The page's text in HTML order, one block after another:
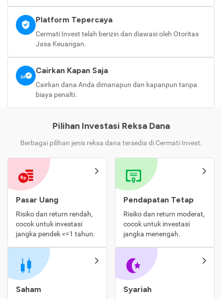
Platform Tepercaya
Cermati Invest telah berizin dan diawasi oleh Otoritas
Jasa Keuangan.
Cairkan Kapan Saja
Cairkan dana Anda dimanapun dan kapanpun tanpa
biaya penalti.
Pilihan Investasi Reksa Dana
Berbagai pilihan jenis reksa dana tersedia di Cermati Invest.
Pasar Uang
Risiko dan return rendah,
cocok untuk investasi
jangka pendek <=1 tahun.
Pendapatan Tetap
Risiko dan return moderat,
cocok untuk investasi
jangka menengah.
Saham Syariah